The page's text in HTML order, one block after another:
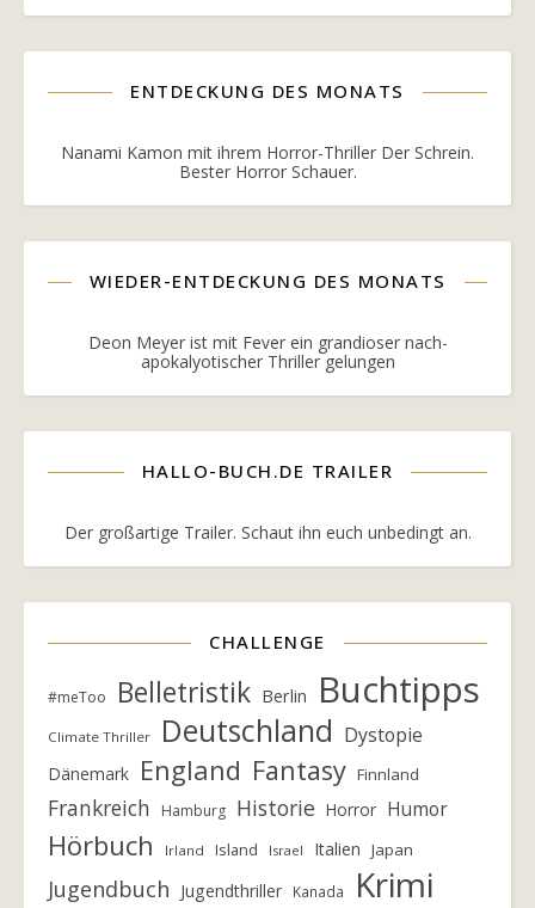
ENTDECKUNG DES MONATS
Nanami Kamon mit ihrem Horror-Thriller Der Schrein.
Bester Horror Schauer.
WIEDER-ENTDECKUNG DES MONATS
Deon Meyer ist mit Fever ein grandioser nach-
apokalyotischer Thriller gelungen
HALLO-BUCH.DE TRAILER
Der großartige Trailer. Schaut ihn euch unbedingt an.
CHALLENGE
#meToo Belletristik Berlin Buchtipps
Climate Thriller Deutschland Dystopie
Dänemark England Fantasy Finnland
Frankreich Hamburg Historie Horror Humor
Hörbuch Irland Island Israel Italien Japan
Jugendbuch Jugendthriller Kanada Krimi